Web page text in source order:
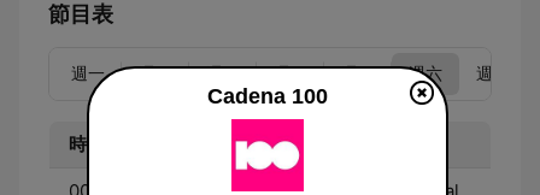
節目表
週一 週二 週三 週四 週五 週六 週日
時間 節目
Cadena 100